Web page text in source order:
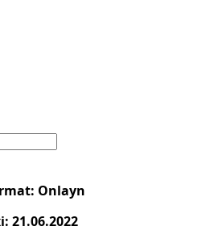
Onlayn
21.06.2022